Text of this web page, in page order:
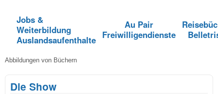
Jobs &
Weiterbildung
Auslandsaufenthalte
Au Pair
Freiwilligendienste
Abbildungen von Büchern
Die Show